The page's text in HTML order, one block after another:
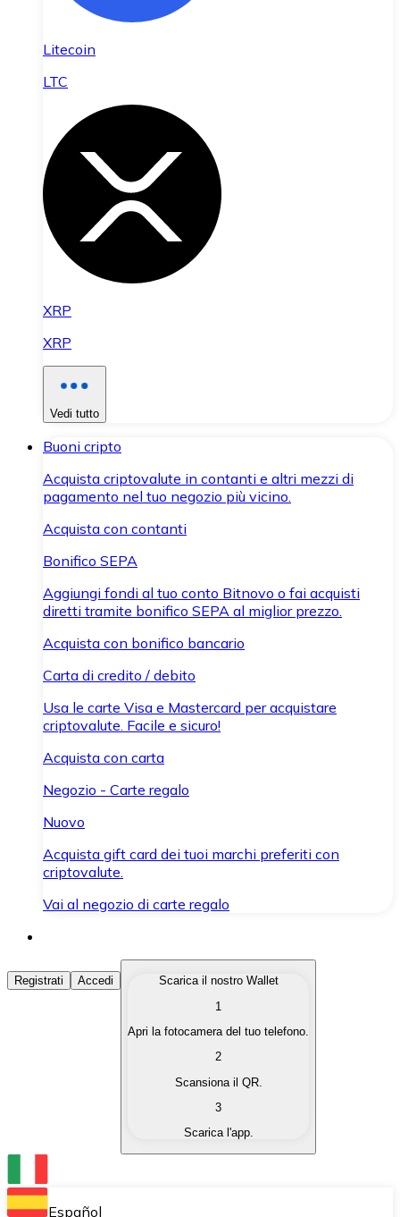
Litecoin
LTC
XRP
XRP
Vedi tutto
Buoni cripto
Acquista criptovalute in contanti e altri mezzi di
pagamento nel tuo negozio più vicino.
Acquista con contanti
Bonifico SEPA
Aggiungi fondi al tuo conto Bitnovo o fai acquisti
diretti tramite bonifico SEPA al miglior prezzo.
Acquista con bonifico bancario
Carta di credito / debito
Usa le carte Visa e Mastercard per acquistare
criptovalute. Facile e sicuro!
Acquista con carta
Negozio - Carte regalo
Nuovo
Acquista gift card dei tuoi marchi preferiti con
criptovalute.
Vai al negozio di carte regalo
Acquista Criptovalute
Acquista le criptovalute che ti interessano in modo
Converti le tue criptovalute in valuta fiat quando ne
Scambia una criptovaluta con un'altra
Conserva le tue cripto in un Wallet self-custodial.
Registrati Accedi
Scarica il nostro Wallet
1
Apri la fotocamera del tuo telefono.
2
Scansiona il QR.
3
Scarica l'app.
Español